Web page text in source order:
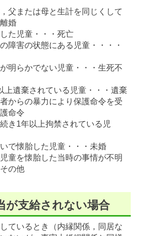
父または母と生計を同じくして
婚
た児童・・・死亡
障害の状態にある児童・・・・
明らかでない児童・・・生死不
上遺棄されている児童・・・遺棄
からの暴力により保護命令を受
命令
き1年以上拘禁されている児
で懐胎した児童・・・未婚
童を懐胎した当時の事情が不明
の他
が支給されない場合
ているとき（内縁関係，同居な